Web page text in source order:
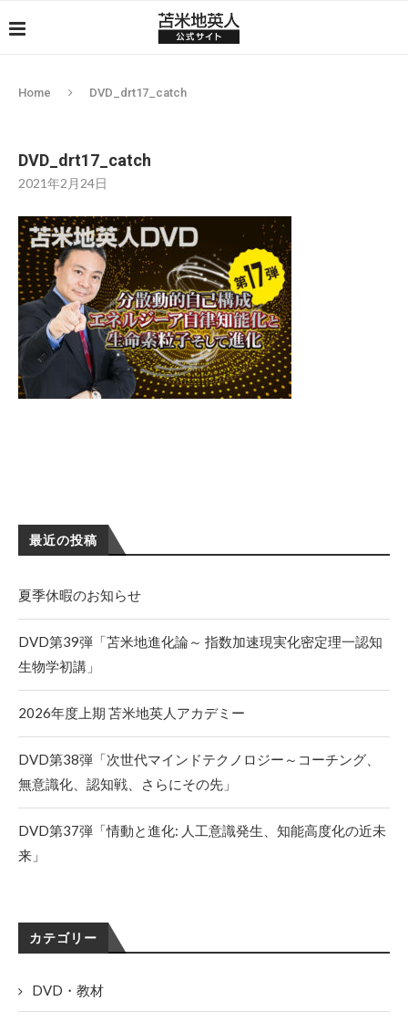
Home DVD_drt17_catch
DVD_drt17_catch
2021年2月24日
最近の投稿
夏季休暇のお知らせ
DVD第39弾「苫米地進化論～ 指数加速現実化密定理一認知
生物学初講」
2026年度上期 苫米地英人アカデミー
DVD第38弾「次世代マインドテクノロジー～コーチング、
無意識化、認知戦、さらにその先」
DVD第37弾「情動と進化: 人工意識発生、知能高度化の近未
来」
カテゴリー
DVD・教材